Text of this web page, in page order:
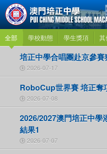
全部 學校動態 學生獎項
培正中學合唱團赴京參賽
2026-07-17
RoboCup世界賽 培正奪
2026-07-08
2026/2027澳門培正中學
結果1
2026-07-07